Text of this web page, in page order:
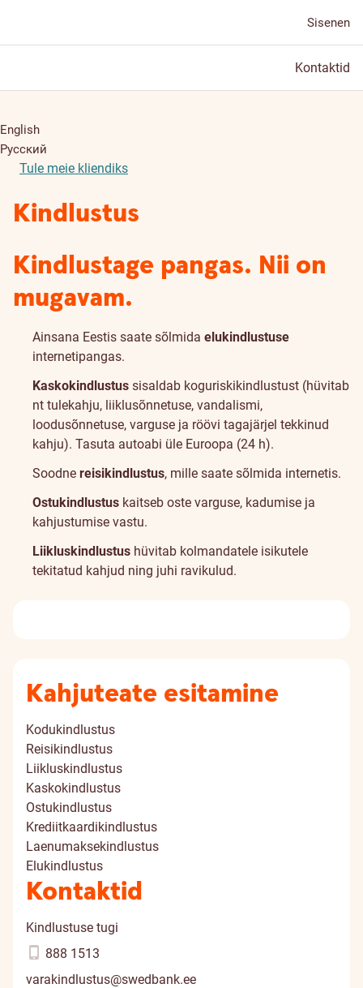
Sisenen
Kontaktid
English
Русский
Tule meie kliendiks
Kindlustus
Kindlustage pangas. Nii on
mugavam.
Ainsana Eestis saate sõlmida elukindlustuse
internetipangas.
Kaskokindlustus sisaldab koguriskikindlustust (hüvitab
nt tulekahju, liiklusõnnetuse, vandalismi,
loodusõnnetuse, varguse ja röövi tagajärjel tekkinud
kahju). Tasuta autoabi üle Euroopa (24 h).
Soodne reisikindlustus, mille saate sõlmida internetis.
Ostukindlustus kaitseb oste varguse, kadumise ja
kahjustumise vastu.
Liikluskindlustus hüvitab kolmandatele isikutele
tekitatud kahjud ning juhi ravikulud.
Kahjuteate esitamine
Kodukindlustus
Reisikindlustus
Liikluskindlustus
Kaskokindlustus
Ostukindlustus
Krediitkaardikindlustus
Laenumaksekindlustus
Elukindlustus
Kontaktid
Kindlustuse tugi
888 1513
varakindlustus@swedbank.ee